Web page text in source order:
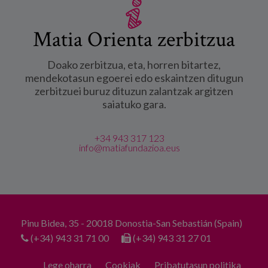
Matia Orienta zerbitzua
Doako zerbitzua, eta, horren bitartez,
mendekotasun egoerei edo eskaintzen ditugun
zerbitzuei buruz dituzun zalantzak argitzen
saiatuko gara.
+34 943 317 123
info@matiafundazioa.eus
Pinu Bidea, 35 - 20018 Donostia-San Sebastián (Spain)
(+34) 943 31 71 00
(+34) 943 31 27 01
Lege oharra Cookiak Pribatutasun politika